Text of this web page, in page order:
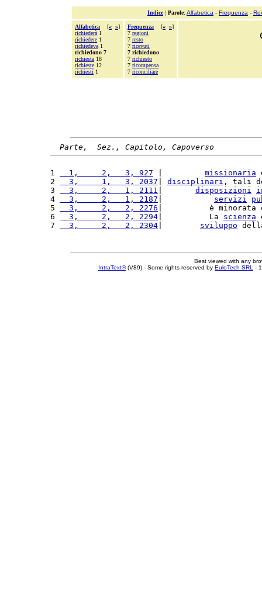
Indice| Parole: Alfabetica - Frequenza -
Alfabetica [« »]
richiederà 1
richiedere 1
richiedeva 1
richiedono 7
richiesta 18
richieste 12
richiesti 1
Frequenza [« »]
7 regioni
7 resto
7 ricevuti
7 richiedono
7 richiesto
7 ricompensa
7 riconciliare
Parte,  Sez., Capitolo, Capoverso
1
  1,     2,   3, 927
missionaria
2
  3,     1,   3, 2037
disciplinari , tali
3
  3,     2,   1, 2111
disposizioni
4
  3,     2,   1, 2187
servizi
5
  3,     2,   2, 2276
|          è minorata
6
  3,     2,   2, 2294
|          La scienza
7
  3,     2,   2, 2304
sviluppo
Best viewed with any
IntraText®(V89) - Some rights reserved by EuloTech SRL -